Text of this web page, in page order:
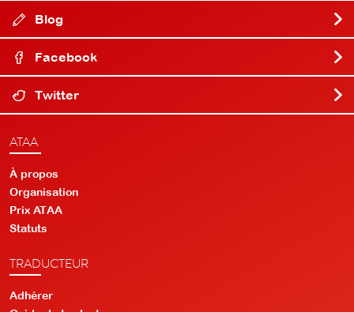
Blog
Facebook
Twitter
ATAA
À propos
Organisation
Prix ATAA
Statuts
TRADUCTEUR
Adhérer